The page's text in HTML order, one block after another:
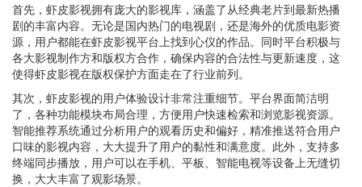
首先，虾皮影视拥有庞大的影视库，涵盖了从经典老片到最新热播
剧的丰富内容。无论是国内热门的电视剧，还是海外的优质电影资
源，用户都能在虾皮影视平台上找到心仪的作品。同时平台积极与
各大影视制作方和版权方合作，确保内容的合法性与更新速度，这
使得虾皮影视在版权保护方面走在了行业前列。
其次，虾皮影视的用户体验设计非常注重细节。平台界面简洁明
了，各种功能模块布局合理，方便用户快速检索和浏览影视资源。
智能推荐系统通过分析用户的观看历史和偏好，精准推送符合用户
口味的影视内容，大大提升了用户的黏性和满意度。此外，支持多
终端同步播放，用户可以在手机、平板、智能电视等设备上无缝切
换，大大丰富了观影场景。